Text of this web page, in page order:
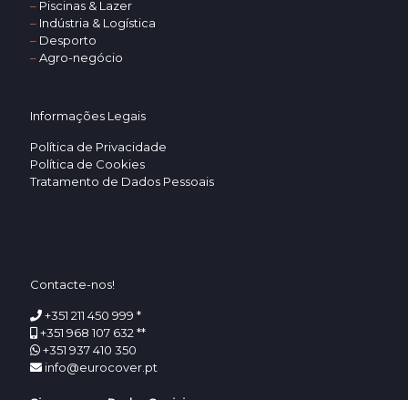
– Piscinas & Lazer
– Indústria & Logística
– Desporto
–Agro-negócio
Informações Legais
Política de Privacidade
Política de Cookies
Tratamento de Dados Pessoais
Contacte-nos!
+351 211 450 999 *
+351 968 107 632 **
+351 937 410 350
info@eurocover.pt